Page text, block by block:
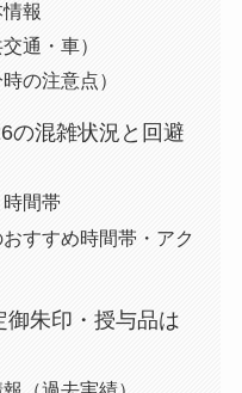
報
通・車）
の注意点）
の混雑状況と回避
間帯
すすめ時間帯・アク
御朱印・授与品は